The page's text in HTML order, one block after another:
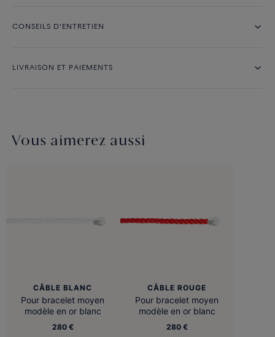
CONSEILS D'ENTRETIEN
LIVRAISON ET PAIEMENTS
Vous aimerez aussi
CÂBLE BLANC
Pour bracelet moyen
modèle en or blanc
280 €
CÂBLE ROUGE
Pour bracelet moyen
modèle en or blanc
280 €